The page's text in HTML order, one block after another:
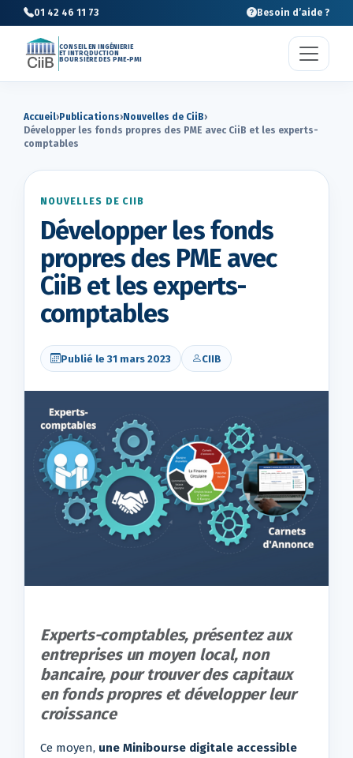
01 42 46 11 73 Besoin d’aide ?
CONSEIL EN INGÉNIERIE
ET INTRODUCTION
BOURSIÈRE DES PME-PMI
Accueil› Publications›Nouvelles de CiiB›
Développer les fonds propres des PME avec CiiB et les experts-
comptables
NOUVELLES DE CIIB
Développer les fonds
propres des PME avec
CiiB et les experts-
comptables
Publié le 31 mars 2023 CIIB
Experts-comptables, présentez aux
entreprises un moyen local, non
bancaire, pour trouver des capitaux
en fonds propres et développer leur
croissance
Ce moyen, une Minibourse digitale accessible